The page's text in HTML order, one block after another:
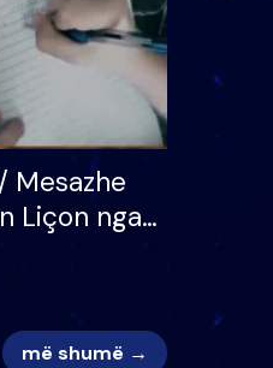
Mesazhe
Liçon nga
më shumë →